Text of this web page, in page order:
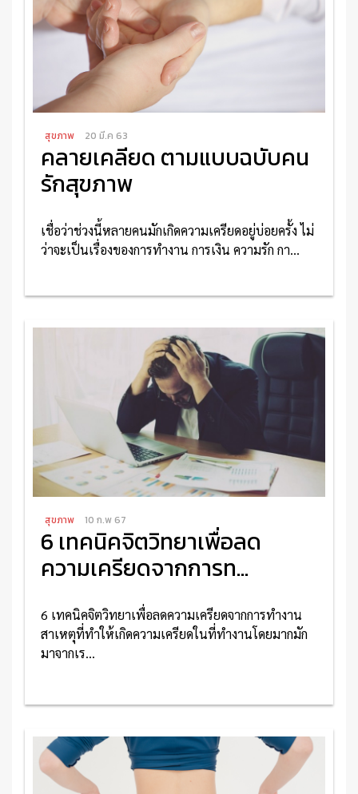
สุขภาพ 20 มี.ค 63
คลายเคลียด ตามแบบฉบับคน
รักสุขภาพ
เชื่อว่าช่วงนี้หลายคนมักเกิดความเครียดอยู่บ่อยครั้ง ไม่
ว่าจะเป็นเรื่องของการทำงาน การเงิน ความรัก กา...
อ่านเพิ่มเติม
สุขภาพ 10 ก.พ 67
6 เทคนิคจิตวิทยาเพื่อลด
ความเครียดจากการท...
6 เทคนิคจิตวิทยาเพื่อลดความเครียดจากการทำงาน
สาเหตุที่ทำให้เกิดความเครียดในที่ทำงานโดยมากมัก
มาจากเร...
อ่านเพิ่มเติม